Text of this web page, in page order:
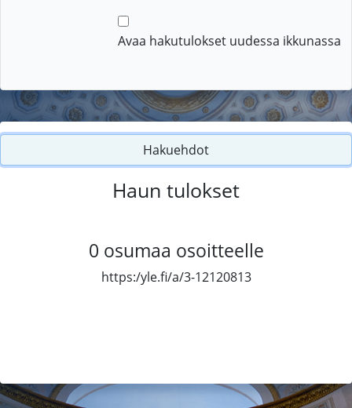
Avaa hakutulokset uudessa ikkunassa
Hakuehdot
Haun tulokset
0 osumaa osoitteelle
https:/yle.fi/a/3-12120813